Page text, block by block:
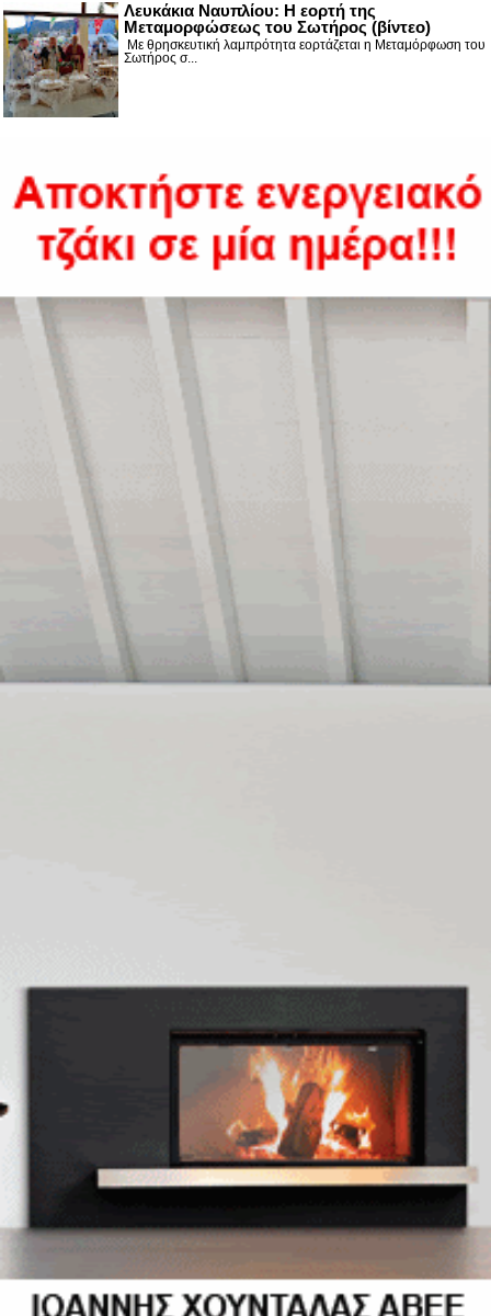
Λευκάκια Ναυπλίου: Η εορτή της
Μεταμορφώσεως του Σωτήρος (βίντεο)
Με θρησκευτική λαμπρότητα εορτάζεται η Μεταμόρφωση του
Σωτήρος σ...